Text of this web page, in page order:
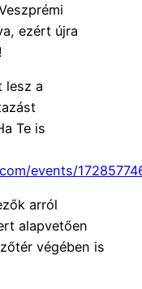
ezért újra
lesz a
Te is
events/
arról
alapvetően
végében is